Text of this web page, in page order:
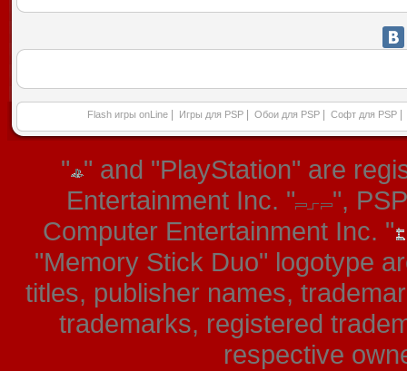
Flash игры onLine Игры для PSP Обои для PSP Софт для PSP
" " and "PlayStation" are
Entertainment Inc. "
",
Computer Entertainment Inc. "
"Memory Stick Duo" logotype
titles, publisher names,
trademarks, registered
respective